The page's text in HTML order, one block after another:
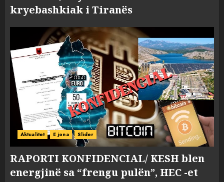
kryebashkiak i Tiranës
Aktualitet E jona Slider
RAPORTI KONFIDENCIAL/ KESH blen
energjinë sa “frengu pulën”, HEC -et